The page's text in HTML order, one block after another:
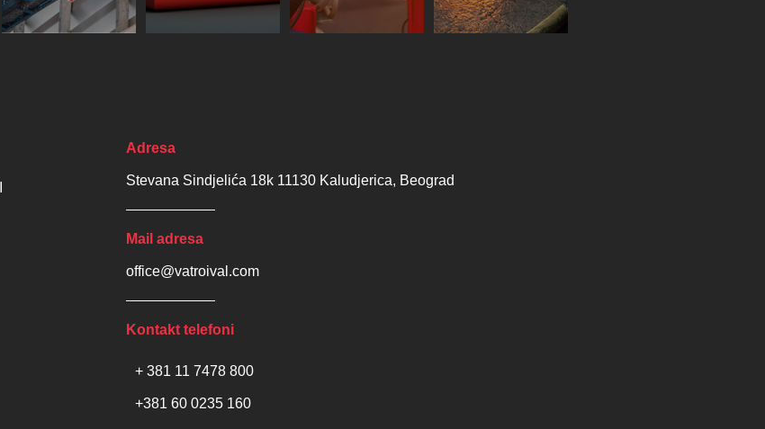
Adresa
Stevana Sindjelića 18k 11130 Kaludjerica, Beograd
Mail adresa
office@vatroival.com
Kontakt telefoni
+ 381 11 7478 800
+381 60 0235 160